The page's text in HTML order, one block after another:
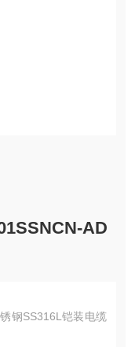
AD
钢SS316L铠装电缆